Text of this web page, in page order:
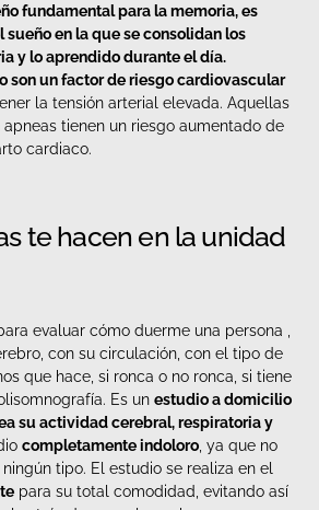
fundamental para la memoria, es
sueño en la que se consolidan los
y lo aprendido durante el día.
son un factor de riesgo cardiovascular
la tensión arterial elevada. Aquellas
tienen un riesgo aumentado de
cardiaco.
te hacen en la unidad
evaluar cómo duerme una persona ,
con su circulación, con el tipo de
que hace, si ronca o no ronca, si tiene
Es unestudio a domicilio
su actividad cerebral, respiratoria y
completamente indoloro , ya que no
tipo. El estudio se realiza en el
para su total comodidad, evitando así